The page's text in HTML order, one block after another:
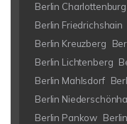
Berlin Charlottenburg
Berlin Friedrichshain
Berlin Kreuzberg
Berlin Lichtenberg
Berlin Mahlsdorf
Berlin
Berlin Pankow